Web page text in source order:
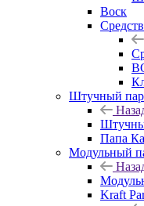
Воск
Штучный
Папа
Модульный
Kraft